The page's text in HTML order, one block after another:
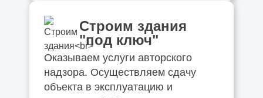
Строим здания
"под ключ"
Оказываем услуги авторского
надзора. Осуществляем сдачу
объекта в эксплуатацию и